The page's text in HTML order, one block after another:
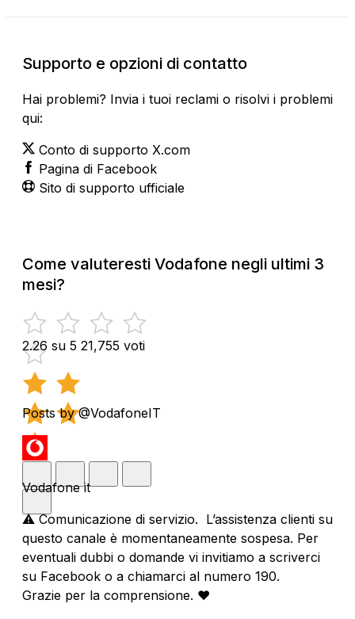
Supporto e opzioni di contatto
Hai problemi? Invia i tuoi reclami o risolvi i problemi
qui:
Conto di supporto X.com
Pagina di Facebook
Sito di supporto ufficiale
Come valuteresti Vodafone negli ultimi 3
mesi?
2.26 su 5 21,755 voti
Posts by @VodafoneIT
Vodafone it
⚠️ Comunicazione di servizio. L’assistenza clienti su
questo canale è momentaneamente sospesa. Per
eventuali dubbi o domande vi invitiamo a scriverci
su Facebook o a chiamarci al numero 190.
Grazie per la comprensione. ❤️